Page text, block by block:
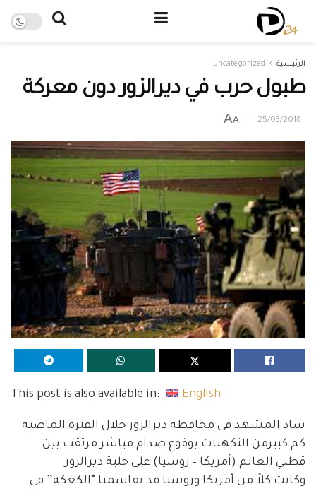
الرئيسية uncategorized
طبول حرب في ديرالزور دون معركة
25/03/2018
A
A
This post is also available in: English
ساد المشهد في محافظة ديرالزور خلال الفترة الماضية
كم كبيرمن التكهنات بوقوع صدام مباشر مرتقب بين
قطبي العالم (أمريكا – روسيا) على حلبة ديرالزور.
وكانت كلاً من أمريكا وروسيا قد تقاسمتا “الكعكة” في